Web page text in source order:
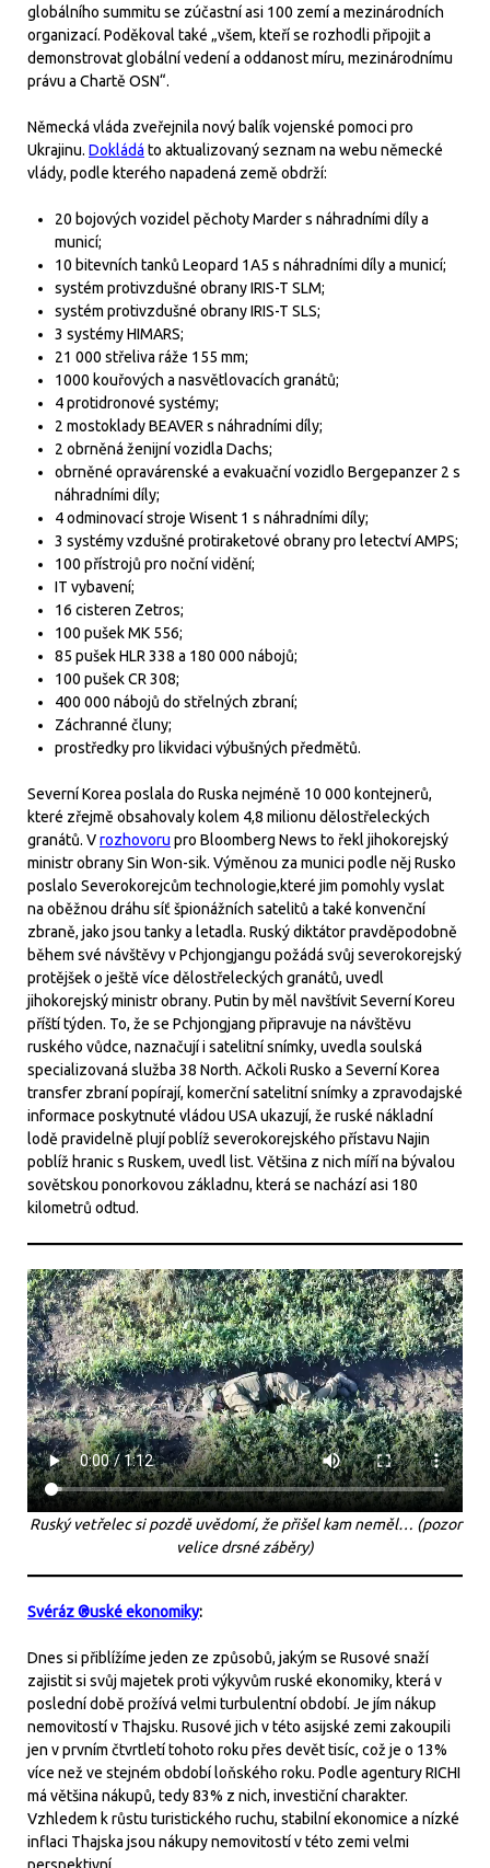
globálního summitu se zúčastní asi 100 zemí a mezinárodních
organizací. Poděkoval také „všem, kteří se rozhodli připojit a
demonstrovat globální vedení a oddanost míru, mezinárodnímu
právu a Chartě OSN“.
Německá vláda zveřejnila nový balík vojenské pomoci pro
Ukrajinu. Dokládá to aktualizovaný seznam na webu německé
vlády, podle kterého napadená země obdrží:
20 bojových vozidel pěchoty Marder s náhradními díly a
municí;
10 bitevních tanků Leopard 1A5 s náhradními díly a municí;
systém protivzdušné obrany IRIS-T SLM;
systém protivzdušné obrany IRIS-T SLS;
3 systémy HIMARS;
21 000 střeliva ráže 155 mm;
1000 kouřových a nasvětlovacích granátů;
4 protidronové systémy;
2 mostoklady BEAVER s náhradními díly;
2 obrněná ženijní vozidla Dachs;
obrněné opravárenské a evakuační vozidlo Bergepanzer 2 s
náhradními díly;
4 odminovací stroje Wisent 1 s náhradními díly;
3 systémy vzdušné protiraketové obrany pro letectví AMPS;
100 přístrojů pro noční vidění;
IT vybavení;
16 cisteren Zetros;
100 pušek MK 556;
85 pušek HLR 338 a 180 000 nábojů;
100 pušek CR 308;
400 000 nábojů do střelných zbraní;
Záchranné čluny;
prostředky pro likvidaci výbušných předmětů.
Severní Korea poslala do Ruska nejméně 10 000 kontejnerů,
které zřejmě obsahovaly kolem 4,8 milionu dělostřeleckých
granátů. Vrozhovoru pro Bloomberg News to řekl jihokorejský
ministr obrany Sin Won-sik. Výměnou za munici podle něj Rusko
poslalo Severokorejcům technologie,které jim pomohly vyslat
na oběžnou dráhu síť špionážních satelitů a také konvenční
zbraně, jako jsou tanky a letadla. Ruský diktátor pravděpodobně
během své návštěvy v Pchjongjangu požádá svůj severokorejský
protějšek o ještě více dělostřeleckých granátů, uvedl
jihokorejský ministr obrany. Putin by měl navštívit Severní Koreu
příští týden. To, že se Pchjongjang připravuje na návštěvu
ruského vůdce, naznačují i ​​satelitní snímky, uvedla soulská
specializovaná služba 38 North. Ačkoli Rusko a Severní Korea
transfer zbraní popírají, komerční satelitní snímky a zpravodajské
informace poskytnuté vládou USA ukazují, že ruské nákladní
lodě pravidelně plují poblíž severokorejského přístavu Najin
poblíž hranic s Ruskem, uvedl list. Většina z nich míří na bývalou
sovětskou ponorkovou základnu, která se nachází asi 180
kilometrů odtud.
Ruský vetřelec si pozdě uvědomí, že přišel kam neměl… (pozor
velice drsné záběry)
Svéráz ®uské ekonomiky:
Dnes si přiblížíme jeden ze způsobů, jakým se Rusové snaží
zajistit si svůj majetek proti výkyvům ruské ekonomiky, která v
poslední době prožívá velmi turbulentní období. Je jím nákup
nemovitostí v Thajsku. Rusové jich v této asijské zemi zakoupili
jen v prvním čtvrtletí tohoto roku přes devět tisíc, což je o 13%
více než ve stejném období loňského roku. Podle agentury RICHI
má většina nákupů, tedy 83% z nich, investiční charakter.
Vzhledem k růstu turistického ruchu, stabilní ekonomice a nízké
inflaci Thajska jsou nákupy nemovitostí v této zemi velmi
perspektivní.